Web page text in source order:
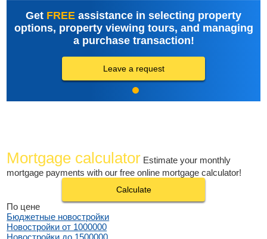
Get FREE assistance in selecting property
options, property viewing tours, and managing
a purchase transaction!
Leave a request
Mortgage calculator Estimate your monthly
mortgage payments with our free online mortgage calculator!
Calculate
По цене
Бюджетные новостройки
Новостройки от 1000000
Новостройки до 1500000